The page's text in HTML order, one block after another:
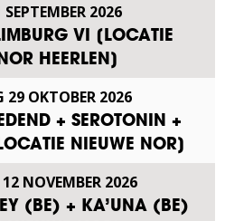
SEPTEMBER 2026
VI [LOCATIE
HEERLEN]
29 OKTOBER 2026
+ SEROTONIN +
NIEUWE NOR]
12 NOVEMBER 2026
(BE) + KA’UNA (BE)